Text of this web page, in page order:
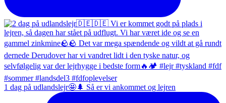
1 dag på udlandslejr🤩🌲 Så er vi ankommet og lejren